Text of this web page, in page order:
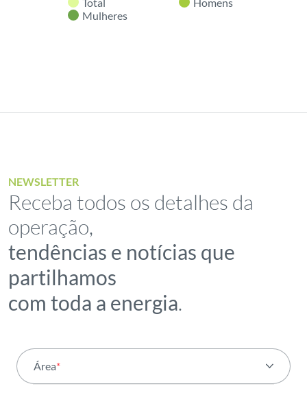
Mulheres
NEWSLETTER
Receba todos os detalhes da
operação,
tendências e notícias que
partilhamos
com toda a energia.
Área*